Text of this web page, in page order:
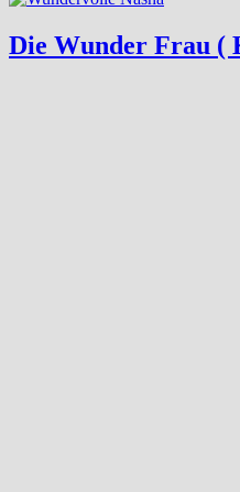
Die Wunder Frau (